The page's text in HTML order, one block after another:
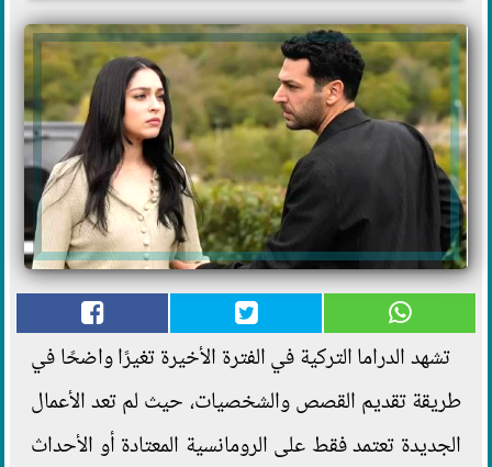
تشهد الدراما التركية في الفترة الأخيرة تغيرًا واضحًا في
طريقة تقديم القصص والشخصيات، حيث لم تعد الأعمال
الجديدة تعتمد فقط على الرومانسية المعتادة أو الأحداث